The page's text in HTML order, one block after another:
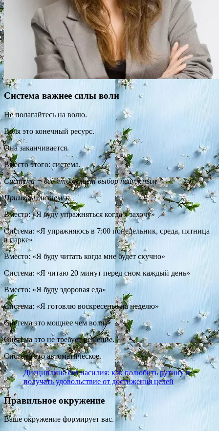
Система важнее силы воли
Не полагайтесь на волю.
Воля это конечный ресурс.
Она заканчивается.
Вместо этого: система.
Система = всё что делает выбор ненужным
Примеры системы:
Вместо: «Я буду упражняться когда я захочу»
Система: «Я упражняюсь в 7:00 понедельник, среда, пятница
в парке»
Вместо: «Я буду читать когда мне будет скучно»
Система: «Я читаю 20 минут перед сном каждый день»
Вместо: «Я буду здоровая еда»
Система: «Я готовлю воскресенье на неделю»
Система это мощнее чем воля.
Система это не требует решение.
Система это автоматическое.
Дисциплина без насилия: как полюбить рутину и
получать удовольствие от достижения целей
Правильное окружение
Ваше окружение формирует вас.